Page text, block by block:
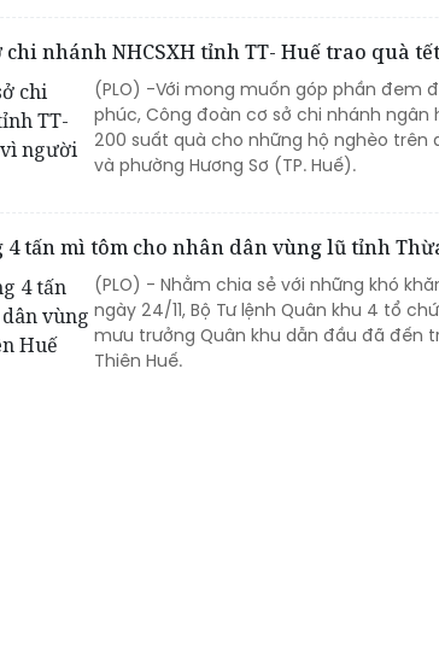
chi nhánh NHCSXH tỉnh TT- Huế trao quà
(PLO) -Với mong muốn góp phần đem
phúc, Công đoàn cơ sở chi nhánh
200 suất quà cho những hộ nghèo trên
và phường Hương Sơ (TP. Huế).
4 tấn mì tôm cho nhân dân vùng lũ tỉnh
(PLO) - Nhằm chia sẻ với những khó
ngày 24/11, Bộ Tư lệnh Quân khu 4 tổ
mưu trưởng Quân khu dẫn đầu đã đến
Thiên Huế.